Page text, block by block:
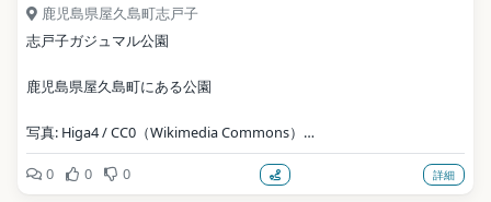
鹿児島県屋久島町志戸子
志戸子ガジュマル公園
鹿児島県屋久島町にある公園
写真: Higa4 / CC0（Wikimedia Commons）
地点データ: Wikidata (CC0)
0 0 0 詳細